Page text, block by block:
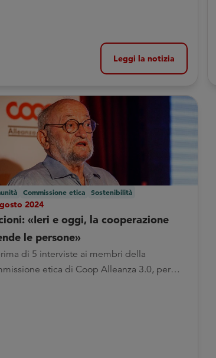
Leggi la notizia
Commissione etica Sostenibilità
2024
«Ieri e oggi, la cooperazione
le persone»
di 5 interviste ai membri della
etica di Coop Alleanza 3.0, per